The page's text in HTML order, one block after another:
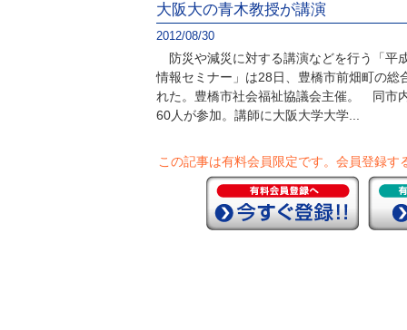
大阪大の青木教授が講演
2012/08/30
防災や減災に対する講演などを行う「平
情報セミナー」は28日、豊橋市前畑町の総
れた。豊橋市社会福祉協議会主催。 同市
60人が参加。講師に大阪大学大学...
この記事は有料会員限定です。 会員登録す